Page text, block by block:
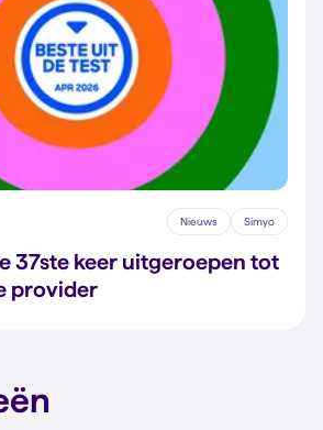
Nieuws Simyo
37ste keer uitgeroepen tot
provider